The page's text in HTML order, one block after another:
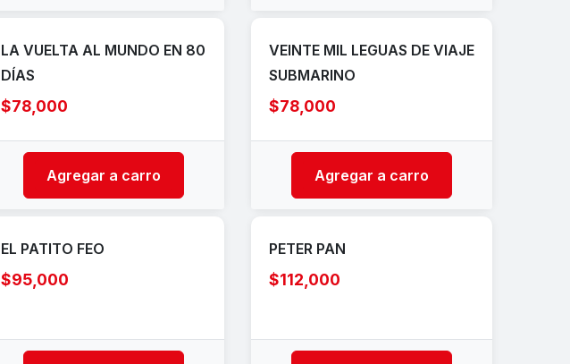
LA VUELTA AL MUNDO EN 80
DÍAS
$78,000
Agregar a carro
VEINTE MIL LEGUAS DE VIAJE
SUBMARINO
$78,000
Agregar a carro
EL PATITO FEO
$95,000
PETER PAN
$112,000